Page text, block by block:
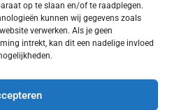
op te slaan en/of te raadplegen.
kunnen wij gegevens zoals
verwerken. Als je geen
intrekt, kan dit een nadelige invloed